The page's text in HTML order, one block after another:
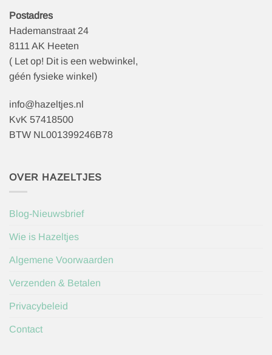
Postadres
Hademanstraat 24
8111 AK Heeten
( Let op! Dit is een webwinkel,
géén fysieke winkel)
info@hazeltjes.nl
KvK 57418500
BTW NL001399246B78
OVER HAZELTJES
Blog-Nieuwsbrief
Wie is Hazeltjes
Algemene Voorwaarden
Verzenden & Betalen
Privacybeleid
Contact